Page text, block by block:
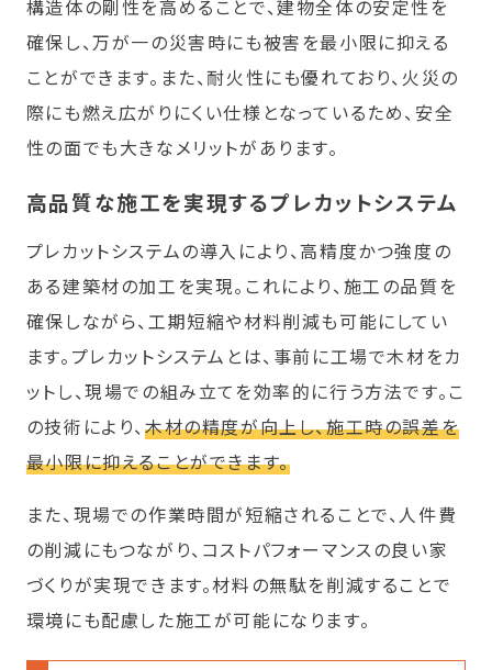
構造体の剛性を高めることで、建物全体の安定性を
確保し、万が一の災害時にも被害を最小限に抑える
ことができます。また、耐火性にも優れており、火災の
際にも燃え広がりにくい仕様となっているため、安全
性の面でも大きなメリットがあります。
高品質な施工を実現するプレカットシステム
プレカットシステムの導入により、高精度かつ強度の
ある建築材の加工を実現。これにより、施工の品質を
確保しながら、工期短縮や材料削減も可能にしてい
ます。プレカットシステムとは、事前に工場で木材をカ
ットし、現場での組み立てを効率的に行う方法です。こ
の技術により、木材の精度が向上し、施工時の誤差を
最小限に抑えることができます。
また、現場での作業時間が短縮されることで、人件費
の削減にもつながり、コストパフォーマンスの良い家
づくりが実現できます。材料の無駄を削減することで
環境にも配慮した施工が可能になります。